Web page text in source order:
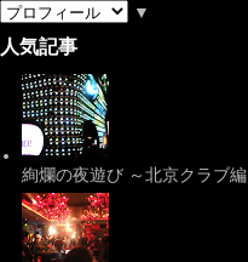
▼
人気記事
絢爛の夜遊び ～北京クラブ編